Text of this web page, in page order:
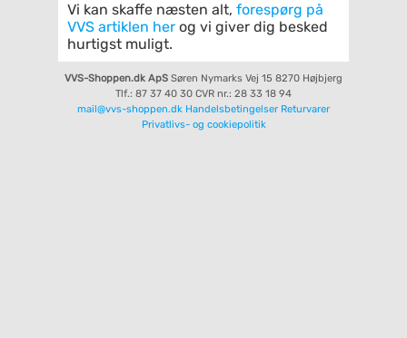
Vi kan skaffe næsten alt, forespørg på
VVS artiklen her og vi giver dig besked
hurtigst muligt.
VVS-Shoppen.dk ApS Søren Nymarks Vej 15 8270 Højbjerg
Tlf.: 87 37 40 30 CVR nr.: 28 33 18 94
mail@vvs-shoppen.dk Handelsbetingelser Returvarer
Privatlivs- og cookiepolitik